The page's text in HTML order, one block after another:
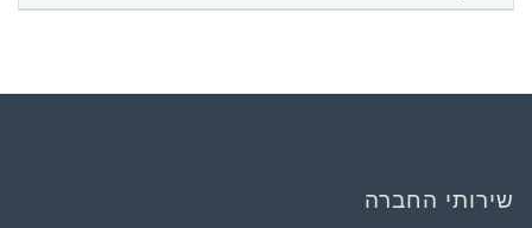
שירותי החברה